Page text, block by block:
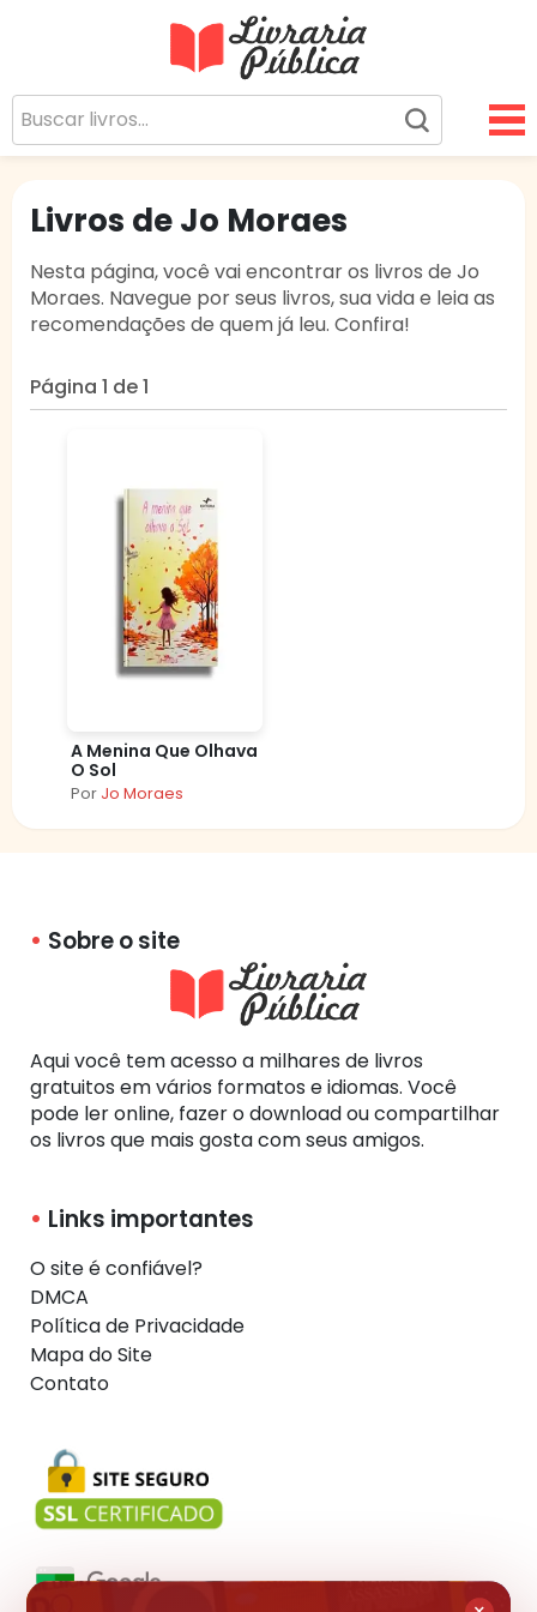
Sua Biblioteca Virtual Gratuita
Livros de Jo Moraes
Nesta página, você vai encontrar os livros de Jo
Moraes. Navegue por seus livros, sua vida e leia as
recomendações de quem já leu. Confira!
Página 1 de 1
A Menina Que Olhava
O Sol
Por Jo Moraes
Sobre o site
Aqui você tem acesso a milhares de livros
gratuitos em vários formatos e idiomas. Você
pode ler online, fazer o download ou compartilhar
os livros que mais gosta com seus amigos.
Links importantes
O site é confiável?
DMCA
Política de Privacidade
Mapa do Site
Contato